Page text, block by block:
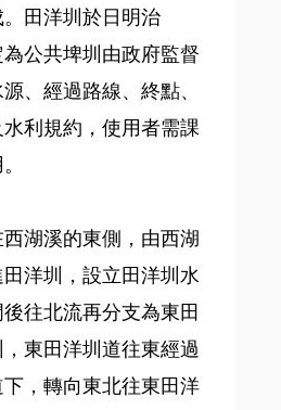
田洋圳於日明治
為公共埤圳由政府監督
、經過路線、終點、
利規約，使用者需課
湖溪的東側，由西湖
洋圳，設立田洋圳水
往北流再分支為東田
東田洋圳道往東經過
，轉向東北往東田洋